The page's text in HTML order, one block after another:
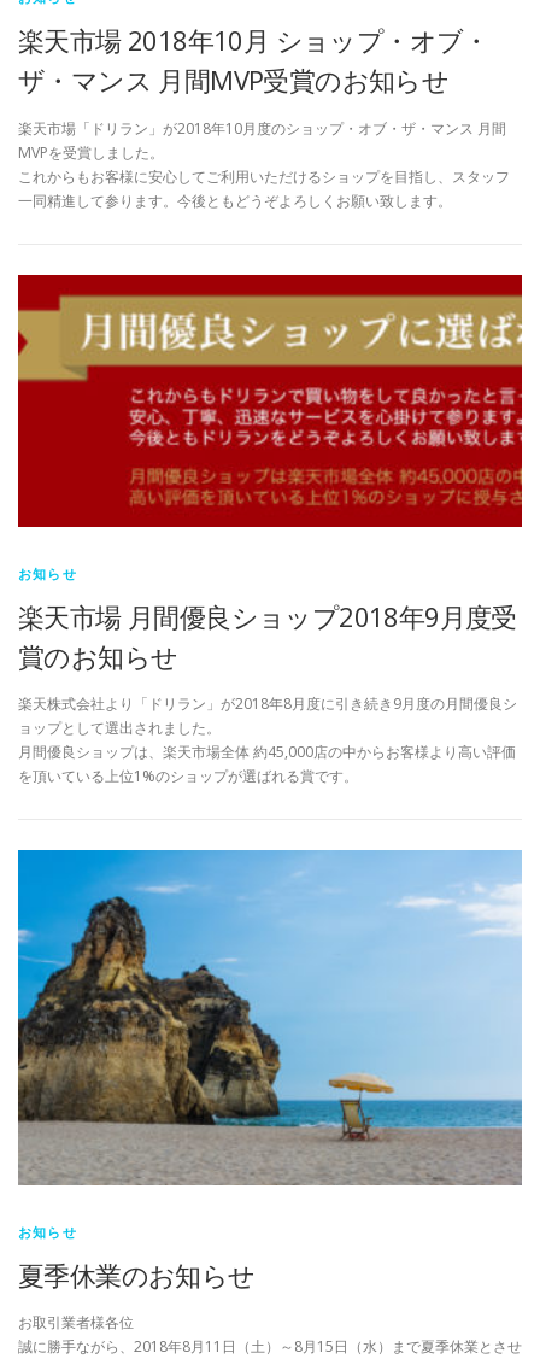
楽天市場 2018年10月 ショップ・オブ・
ザ・マンス 月間MVP受賞のお知らせ
楽天市場「ドリラン」が2018年10月度のショップ・オブ・ザ・マンス 月間
MVPを受賞しました。
これからもお客様に安心してご利用いただけるショップを目指し、スタッフ
一同精進して参ります。今後ともどうぞよろしくお願い致します。
お知らせ
楽天市場 月間優良ショップ2018年9月度受
賞のお知らせ
楽天株式会社より「ドリラン」が2018年8月度に引き続き9月度の月間優良シ
ョップとして選出されました。
月間優良ショップは、楽天市場全体 約45,000店の中からお客様より高い評価
を頂いている上位1%のショップが選ばれる賞です。
お知らせ
夏季休業のお知らせ
お取引業者様各位
誠に勝手ながら、2018年8月11日（土）～8月15日（水）まで夏季休業とさせ